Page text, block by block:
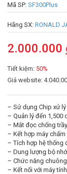
Mã SP: SF300Plus
Hãng SX: RONALD
2.000.000
Tiết kiệm: 50%
Giá website:
– Sử dụng Chip xử lý
– Quản lý đến 1,500
– Mắt đọc chống
– Kết hợp máy
– Tích hợp hệ thống
– Dung lượng bộ
– Chức năng
– Kết nối với máy